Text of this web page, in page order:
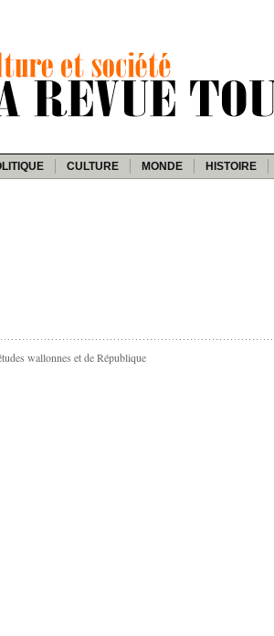
CULTURE MONDE HISTOIRE
wallonnes et de République